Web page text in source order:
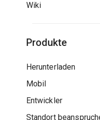
Wiki
Produkte
Herunterladen
Mobil
Entwickler
Standort